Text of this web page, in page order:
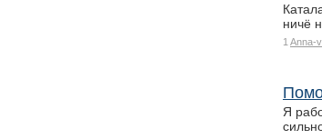
ничё
1Anna-
Я